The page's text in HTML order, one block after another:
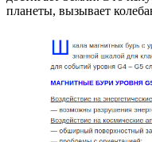
планеты, вызывает